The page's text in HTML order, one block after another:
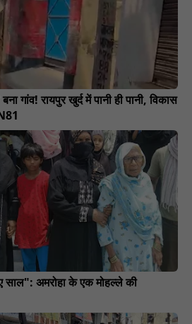
गांव! रायपुर खुर्द में पानी ही पानी, विकास
साल": अमरोहा के एक मोहल्ले की